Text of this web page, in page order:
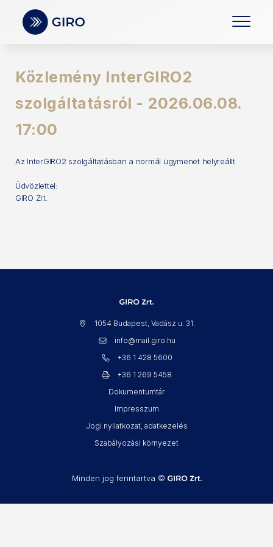
Közlemény InterGIRO2
szolgáltatásról - 2026.06.08.
17:00
Az InterGIRO2 szolgáltatásban a normál ügymenet helyreállt.
Üdvözlettel:
GIRO Zrt.
1054 Budapest, Vadász u. 31.
info@mail.giro.hu
+36 1 428 5600
+36 1 269 5458
Dokumentumtár
Impresszum
Jogi nyilatkozat, adatkezelés
Szabályozási környezet
Minden jog fenntartva ©